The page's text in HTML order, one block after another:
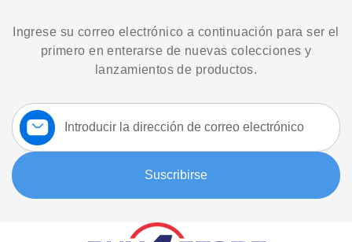
Ingrese su correo electrónico a continuación para ser el
primero en enterarse de nuevas colecciones y
lanzamientos de productos.
Suscríbase
a
nuestro
boletín:
Suscribirse